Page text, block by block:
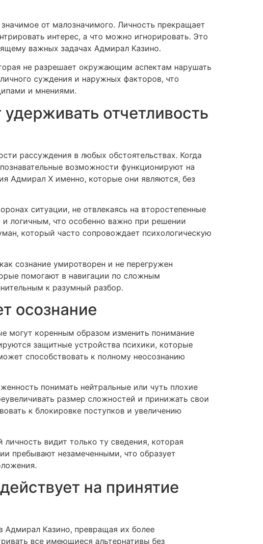
от малозначимого. Личность прекращает
интерес, а что можно игнорировать. Это
важных задачах Адмирал Казино.
не разрешает окружающим аспектам нарушать
суждения и наружных факторов, что
и мнениями.
отчетливость
рассуждения в любых обстоятельствах. Когда
возможности функционируют на
Адмирал Х именно, которые они являются, без
ситуации, не отвлекаясь на второстепенные
логичным, что особенно важно при решении
который часто сопровождает психологическую
сознание умиротворен и не перегружен
помогают в навигации по сложным
к разумный разбор.
осознание
могут коренным образом изменить понимание
защитные устройства психики, которые
способствовать к полному неосознанию
понимать нейтральные или чуть плохие
размер сложностей и принижать свои
к блокировке поступков и увеличению
видит только ту сведения, которая
пребывают незамеченными, что образует
на принятие
Адмирал Казино, превращая их более
все имеющиеся альтернативы без